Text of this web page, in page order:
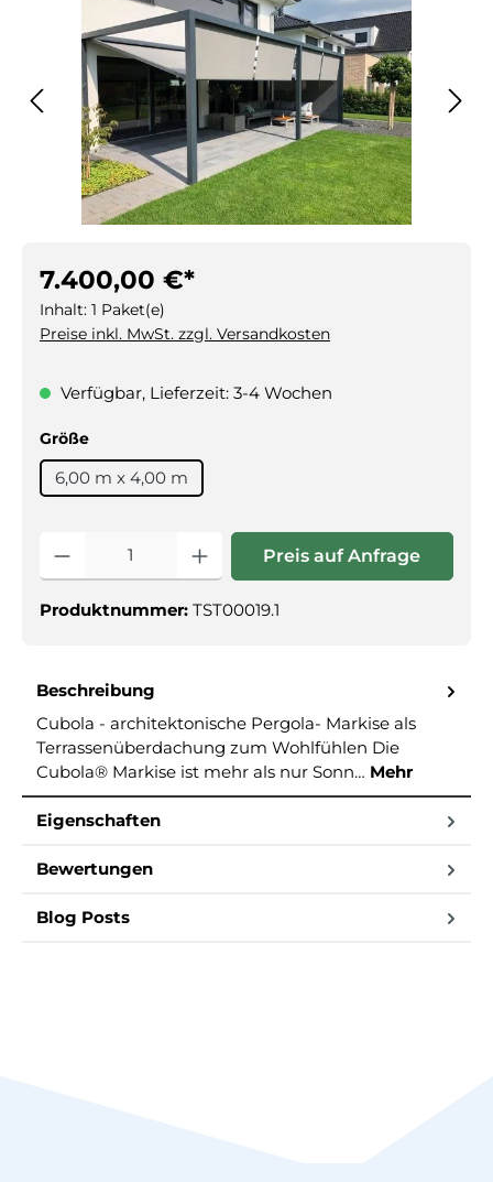
7.400,00 €*
Inhalt: 1 Paket(e)
Preise inkl. MwSt. zzgl. Versandkosten
Verfügbar, Lieferzeit: 3-4 Wochen
Größeauswählen
6,00 m x 4,00 m
Produkt Anzahl: Gib den
Preis auf Anfrage
Produktnummer: TST00019.1
Beschreibung
Cubola - architektonische Pergola- Markise als
Terrassenüberdachung zum Wohlfühlen Die
Cubola® Markise ist mehr als nur Sonn… Mehr
Eigenschaften
Bewertungen
Blog Posts